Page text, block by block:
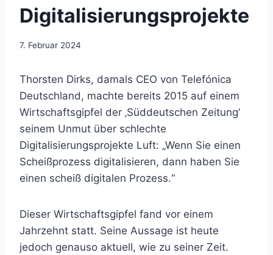
Digitalisierungsprojekte
7. Februar 2024
Thorsten Dirks, damals CEO von Telefónica
Deutschland, machte bereits 2015 auf einem
Wirtschaftsgipfel der ‚Süddeutschen Zeitung‘
seinem Unmut über schlechte
Digitalisierungsprojekte Luft: „Wenn Sie einen
Scheißprozess digitalisieren, dann haben Sie
einen scheiß digitalen Prozess.“
Dieser Wirtschaftsgipfel fand vor einem
Jahrzehnt statt. Seine Aussage ist heute
jedoch genauso aktuell, wie zu seiner Zeit.